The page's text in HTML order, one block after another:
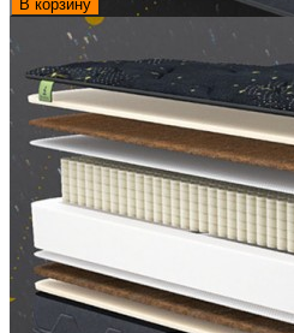
В корзину